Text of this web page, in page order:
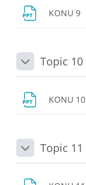
KONU 9
DaraltTopic 10
KONU 10
DaraltTopic 11